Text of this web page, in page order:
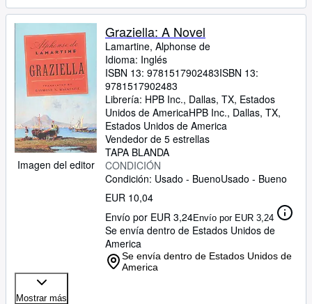
Imagen del editor
Graziella: A Novel
Lamartine, Alphonse de
Idioma: Inglés
ISBN 13: 9781517902483ISBN 13:
9781517902483
Librería: HPB Inc., Dallas, TX, Estados
Unidos de AmericaHPB Inc., Dallas, TX,
Estados Unidos de America
Vendedor de 5 estrellas
TAPA BLANDA
CONDICIÓN
Condición: Usado - BuenoUsado - Bueno
EUR 10,04
Envío por EUR 3,24Envío por EUR 3,24
Se envía dentro de Estados Unidos de
America
Se envía dentro de Estados Unidos de
America
Mostrar más